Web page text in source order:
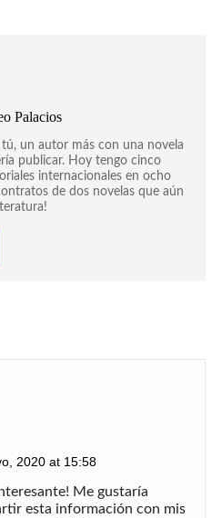
un autor más con una novela
publicar. Hoy tengo cinco
internacionales en ocho
de dos novelas que aún
2020 at 15:58
Me gustaría
esta información con mis